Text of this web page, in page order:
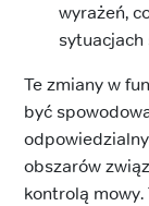
wyrażeń,
sytuacjach
Te zmiany w
być
obszarów
kontrolą